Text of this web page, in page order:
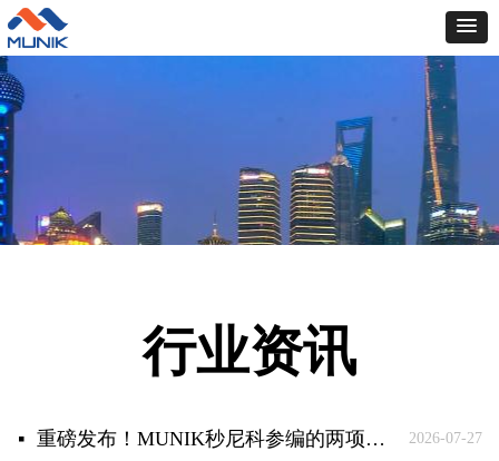
行业资讯
2026-07-27
넷 重磅发布！MUNIK秒尼科参编的两项物流机器人国家标准正式落地